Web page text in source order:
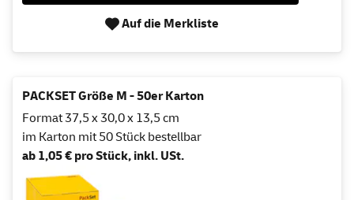
Auf die Merkliste
PACKSET Größe M - 50er Karton
Format 37,5 x 30,0 x 13,5 cm
im Karton mit 50 Stück bestellbar
ab 1,05 € pro Stück, inkl. USt.